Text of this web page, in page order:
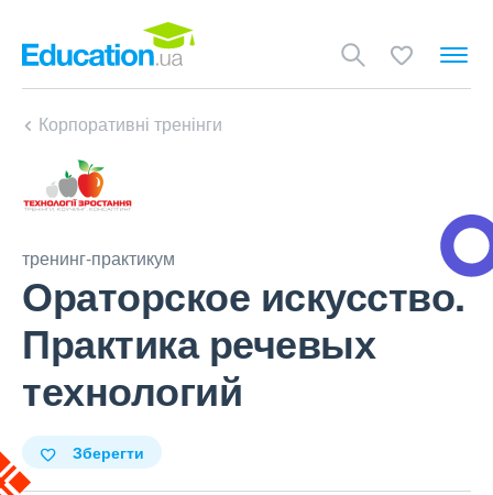
Корпоративні тренінги
тренинг-практикум
Ораторское искусство.
Практика речевых
технологий
Зберегти